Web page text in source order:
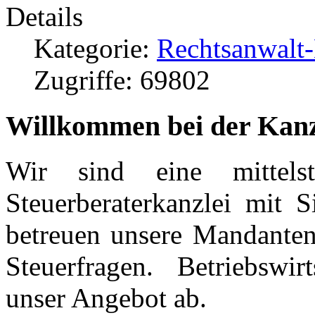
Details
Kategorie:
Zugriffe: 69802
Willkommen bei der
Wir sind eine
Steuerberaterkanzlei
betreuen unsere
Steuerfragen.
unser Angebot ab.